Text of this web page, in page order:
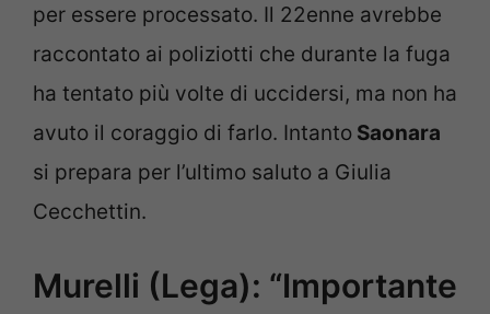
per essere processato. Il 22enne avrebbe
raccontato ai poliziotti che durante la fuga
ha tentato più volte di uccidersi, ma non ha
avuto il coraggio di farlo. Intanto Saonara
si prepara per l’ultimo saluto a Giulia
Cecchettin.
Murelli (Lega): “Importante